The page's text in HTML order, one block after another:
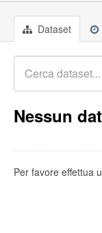
Dataset
Nessun
Per favore effettua